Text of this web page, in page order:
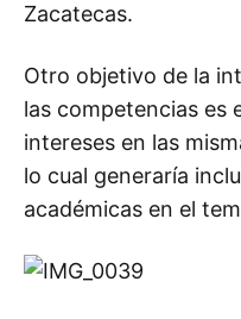
Zacatecas.
Otro objetivo de la
las competencias es
intereses en las
lo cual generaría
académicas en el